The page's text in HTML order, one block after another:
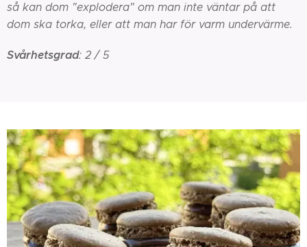
så kan dom "explodera" om man inte väntar på att
dom ska torka, eller att man har för varm undervärme.
Svårhetsgrad: 2 / 5